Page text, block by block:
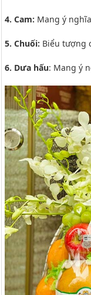
4. Cam: Mang ý
5. Chuối: Biểu tượng
6. Dưa hấu: Mang ý